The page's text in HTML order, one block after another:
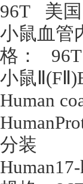
96T
美国
小鼠血管
格：
96T
小鼠Ⅱ (F
Human
分装